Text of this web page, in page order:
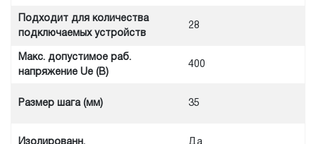
Подходит для количества
подключаемых устройств
28
Макс. допустимое раб.
напряжение Ue (В)
400
Размер шага (мм) 35